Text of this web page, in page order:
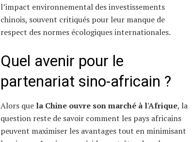
l’impact environnemental des investissements
chinois, souvent critiqués pour leur manque de
respect des normes écologiques internationales.
Quel avenir pour le
partenariat sino-africain ?
Alors que la Chine ouvre son marché à l'Afrique, la
question reste de savoir comment les pays africains
peuvent maximiser les avantages tout en minimisant